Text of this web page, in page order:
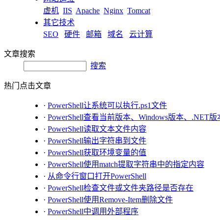
虚机 IIS Apache Nginx Tomcat
其它技术
SEO
硬件 邮箱 域名 云计算
文章搜索
搜索
热门点击文章
· PowerShell让系统可以执行.ps1文件
· PowerShell查看当前版本、Windows版本、.NET版
· PowerShell读取文本文件内容
· PowerShell输出字符串到文件
· PowerShell获取环境变量的值
· PowerShell使用match提取字符串中的指定内容
· 从命令行窗口打开PowerShell
· PowerShell检查文件或文件夹路径是否存在
· PowerShell使用Remove-Item删除文件
· PowerShell中调用外部程序